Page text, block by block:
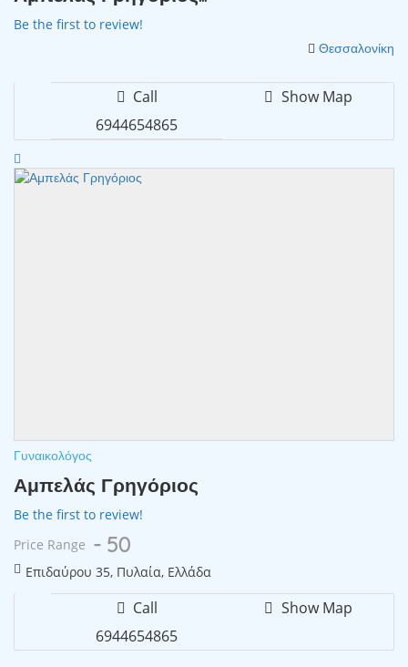
Be the first to review!
Θεσσαλονίκη
Call
6944654865
Show Map
Γυναικολόγος
Αμπελάς Γρηγόριος
Be the first to review!
Price Range - 50
Επιδαύρου 35, Πυλαία, Ελλάδα
Call
6944654865
Show Map